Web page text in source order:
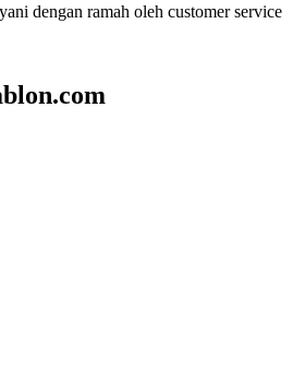
dengan ramah oleh customer service